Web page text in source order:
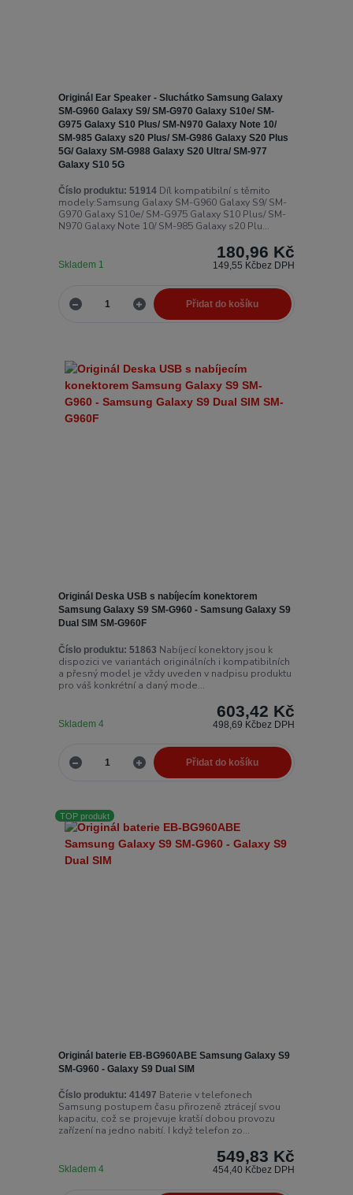
Originál Ear Speaker - Sluchátko Samsung Galaxy
SM-G960 Galaxy S9/ SM-G970 Galaxy S10e/ SM-
G975 Galaxy S10 Plus/ SM-N970 Galaxy Note 10/
SM-985 Galaxy s20 Plus/ SM-G986 Galaxy S20 Plus
5G/ Galaxy SM-G988 Galaxy S20 Ultra/ SM-977
Galaxy S10 5G
Číslo produktu: 51914Díl kompatibilní s těmito
modely:Samsung Galaxy SM-G960 Galaxy S9/ SM-
G970 Galaxy S10e/ SM-G975 Galaxy S10 Plus/ SM-
N970 Galaxy Note 10/ SM-985 Galaxy s20 Plu...
180,96 Kč
149,55 Kčbez DPH
Skladem 1
Přidat do košíku
Originál Deska USB s nabíjecím konektorem
Samsung Galaxy S9 SM-G960 - Samsung Galaxy S9
Dual SIM SM-G960F
Číslo produktu: 51863 Nabíjecí konektory jsou k
dispozici ve variantách originálních i kompatibilních
a přesný model je vždy uveden v nadpisu produktu
pro váš konkrétní a daný mode...
603,42 Kč
498,69 Kčbez DPH
Skladem 4
Přidat do košíku
TOP produkt
Originál baterie EB-BG960ABE Samsung Galaxy S9
SM-G960 - Galaxy S9 Dual SIM
Číslo produktu: 41497 Baterie v telefonech
Samsung postupem času přirozeně ztrácejí svou
kapacitu, což se projevuje kratší dobou provozu
zařízení na jedno nabití. I když telefon zo...
549,83 Kč
454,40 Kčbez DPH
Skladem 4